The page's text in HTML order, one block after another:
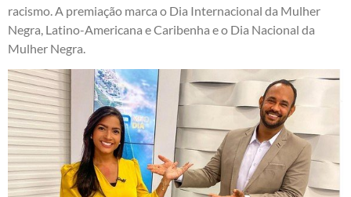
racismo. A premiação marca o Dia Internacional da Mulher
Negra, Latino-Americana e Caribenha e o Dia Nacional da
Mulher Negra.